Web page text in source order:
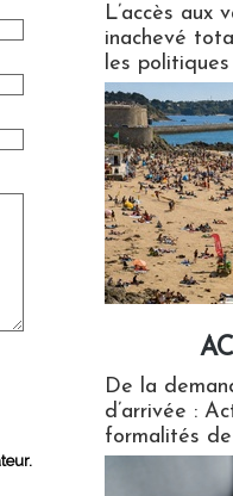
L’accès aux
inachevé
les
De la
d’arrivée :
formalités